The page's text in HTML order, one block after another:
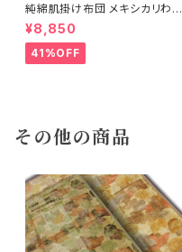
純綿肌掛け布団 メキシカリわた
1.0kg【ストライプサテン】
¥8,850
41%OFF
その他の商品